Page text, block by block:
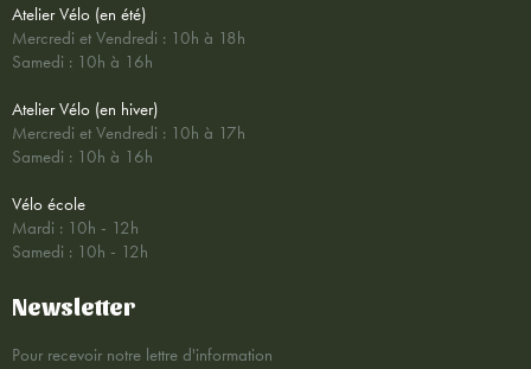
Atelier Vélo (en été)
Mercredi et Vendredi : 10h à 18h
Samedi : 10h à 16h
Atelier Vélo (en hiver)
Mercredi et Vendredi : 10h à 17h
Samedi : 10h à 16h
Vélo école
Mardi : 10h - 12h
Samedi : 10h - 12h
Newsletter
Pour recevoir notre lettre d'information